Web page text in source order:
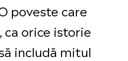
poveste care
ca orice istorie
includă mitul